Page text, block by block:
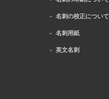
名刺の校正について
名刺用紙
英文名刺